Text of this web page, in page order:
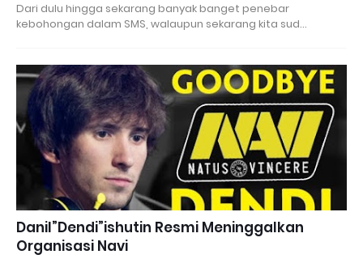
Dari dulu hingga sekarang banyak banget penebar
kebohongan dalam SMS, walaupun sekarang kita sud…
Danil”Dendi”ishutin Resmi Meninggalkan
Organisasi Navi